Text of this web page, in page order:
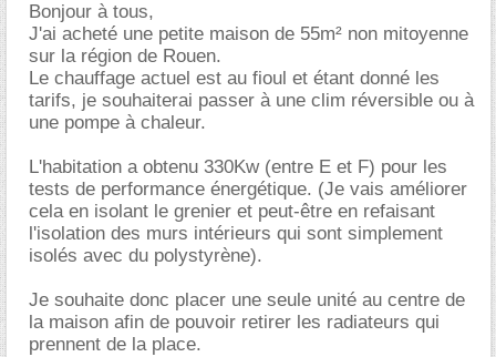
Bonjour à tous,
J'ai acheté une petite maison de 55m² non mitoyenne
sur la région de Rouen.
Le chauffage actuel est au fioul et étant donné les
tarifs, je souhaiterai passer à une clim réversible ou à
une pompe à chaleur.
L'habitation a obtenu 330Kw (entre E et F) pour les
tests de performance énergétique. (Je vais améliorer
cela en isolant le grenier et peut-être en refaisant
l'isolation des murs intérieurs qui sont simplement
isolés avec du polystyrène).
Je souhaite donc placer une seule unité au centre de
la maison afin de pouvoir retirer les radiateurs qui
prennent de la place.